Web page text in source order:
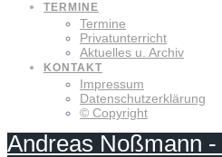
TERMINE
Termine
Privatunterricht
Aktuelles u. Archiv
KONTAKT
Impressum
Datenschutzerklärung
© Copyright
Andreas Noßmann -